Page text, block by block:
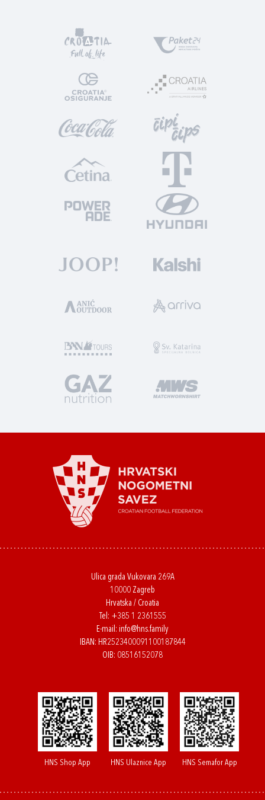
Ulica grada Vukovara 269A
10000 Zagreb
Hrvatska / Croatia
Tel: +385 1 2361555
E-mail: info@hns.family
IBAN: HR2523400091100187844
OIB: 08516152078
HNS Shop App HNS Ulaznice App HNS Semafor App